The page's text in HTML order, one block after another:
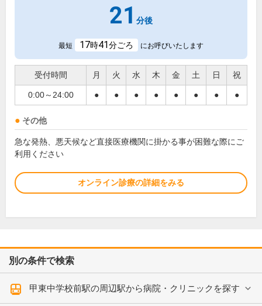
21 分後
最短 17時41分ごろ にお呼びいたします
受付時間 月 火 水 木 金 土 日 祝
0:00～24:00 ● ● ● ● ● ● ● ●
その他
急な発熱、悪天候など直接医療機関に掛かる事が困難な際にご
利用ください
オンライン診療の詳細をみる
別の条件で検索
甲東中学校前駅の周辺駅から病院・クリニックを探す